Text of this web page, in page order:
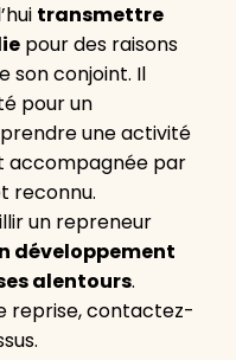
transmettre
pour des raisons
son conjoint. Il
pour un
une activité
accompagnée par
reconnu.
un repreneur
développement
alentours.
reprise, contactez-